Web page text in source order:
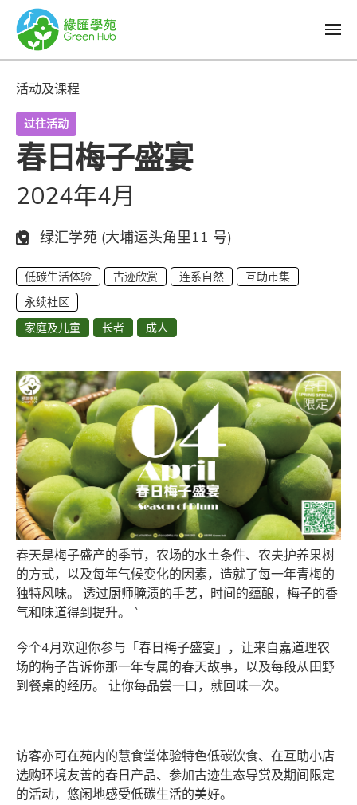
活动及课程
过往活动
春日梅子盛宴
2024年4月
日期：
地点：
绿汇学苑 (大埔运头角里11 号)
低碳生活体验 古迹欣赏 连系自然
互助市集
永续社区
家庭及儿童
长者 成人
春天是梅子盛产的季节，农场的水土条件、农夫护养果树
的方式，以及每年气候变化的因素，造就了每一年青梅的
独特风味。 透过厨师腌渍的手艺，时间的蕴酿，梅子的香
气和味道得到提升。 `
今个4月欢迎你参与「春日梅子盛宴」，让来自嘉道理农
场的梅子告诉你那一年专属的春天故事，以及每段从田野
到餐桌的经历。 让你每品尝一口，就回味一次。
访客亦可在苑内的慧食堂体验特色低碳饮食、在互助小店
选购环境友善的春日产品、参加古迹生态导赏及期间限定
的活动，悠闲地感受低碳生活的美好。